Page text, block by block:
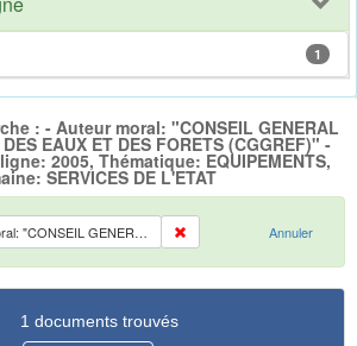
1
: - Auteur moral: "CONSEIL GENERAL
EAUX ET DES FORETS (CGGREF)" -
2005, Thématique: EQUIPEMENTS,
SERVICES DE L'ETAT
Auteur moral: "CONSEIL GENERAL DU GENIE RURAL, DES EAUX ET DES FORETS (CGGREF)" Annuler
1 documents trouvés